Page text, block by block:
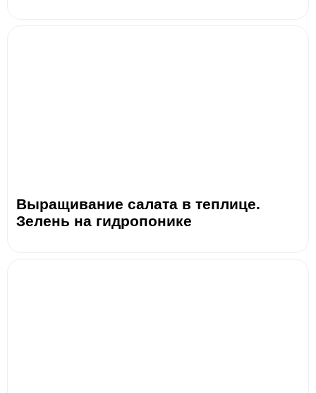
Выращивание салата в теплице.
Зелень на гидропонике